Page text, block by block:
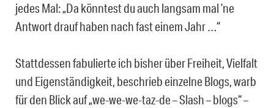
jedes Mal: „Da könntest du auch langsam mal ’ne
Antwort drauf haben nach fast einem Jahr …“
Stattdessen fabulierte ich bisher über Freiheit, Vielfalt
und Eigenständigkeit, beschrieb einzelne Blogs, warb
für den Blick auf „we-we-we-taz-de – Slash – blogs“ –